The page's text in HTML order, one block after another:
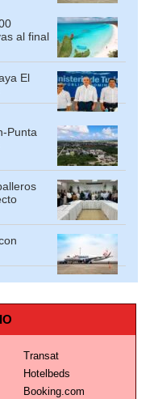
al final
El
Punta
Transat
Hotelbeds
Booking.com